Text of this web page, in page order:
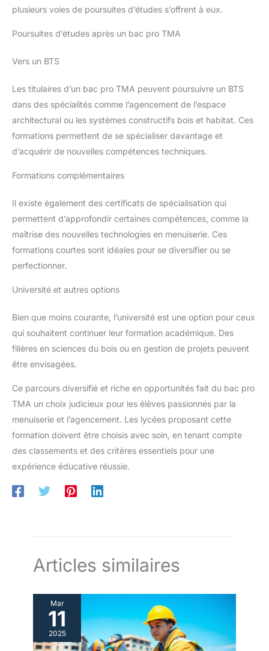
plusieurs voies de poursuites d’études s’offrent à eux.
Poursuites d’études après un bac pro TMA
Vers un BTS
Les titulaires d’un bac pro TMA peuvent poursuivre un BTS
dans des spécialités comme l’agencement de l’espace
architectural ou les systèmes constructifs bois et habitat. Ces
formations permettent de se spécialiser davantage et
d’acquérir de nouvelles compétences techniques.
Formations complémentaires
Il existe également des certificats de spécialisation qui
permettent d’approfondir certaines compétences, comme la
maîtrise des nouvelles technologies en menuiserie. Ces
formations courtes sont idéales pour se diversifier ou se
perfectionner.
Université et autres options
Bien que moins courante, l’université est une option pour ceux
qui souhaitent continuer leur formation académique. Des
filières en sciences du bois ou en gestion de projets peuvent
être envisagées.
Ce parcours diversifié et riche en opportunités fait du bac pro
TMA un choix judicieux pour les élèves passionnés par la
menuiserie et l’agencement. Les lycées proposant cette
formation doivent être choisis avec soin, en tenant compte
des classements et des critères essentiels pour une
expérience éducative réussie.
Articles similaires
Mar
11
2025